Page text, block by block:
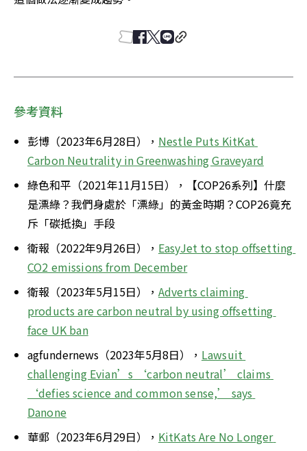
參考資料
彭博（2023年6月28日）， Nestle Puts KitKat
Carbon Neutrality in Greenwashing Graveyard
綠色和平（2021年11月15日），【COP26系列】什麼
是漂綠？我們身處於「漂綠」的黃金時期？COP26竟充
斥「碳抵換」手段
衛報（2022年9月26日）， EasyJet to stop offsetting
CO2 emissions from December
衛報（2023年5月15日）， Adverts claiming
products are carbon neutral by using offsetting
face UK ban
agfundernews（2023年5月8日）， Lawsuit
challenging Evian’s ‘carbon neutral’ claims
‘defies science and common sense,’ says
Danone
華郵（2023年6月29日）， KitKats Are No Longer